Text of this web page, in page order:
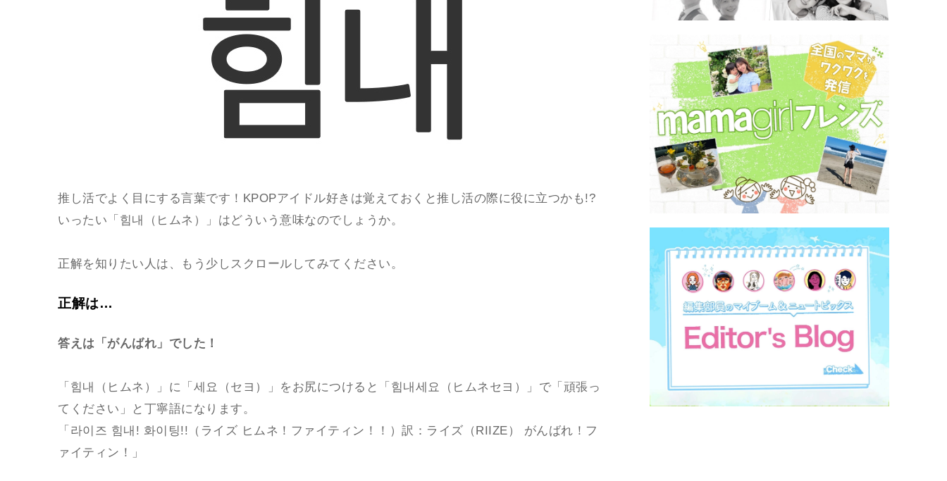
推し活でよく目にする言葉です！KPOPアイドル好きは覚えておくと推し活の際に役に立つかも!?
いったい「힘내（ヒムネ）」はどういう意味なのでしょうか。
正解を知りたい人は、もう少しスクロールしてみてください。
正解は…
答えは「がんばれ」でした！
「힘내（ヒムネ）」に「세요（セヨ）」をお尻につけると「힘내세요（ヒムネセヨ）」で「頑張っ
てください」と丁寧語になります。
「라이즈 힘내! 화이팅!!（ライズ ヒムネ！ファイティン！！）訳：ライズ（RIIZE） がんばれ！フ
ァイティン！」